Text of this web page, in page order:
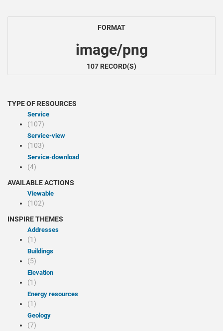
FORMAT
image/png
107 RECORD(S)
TYPE OF RESOURCES
Service
(107)
service-view
(103)
service-download
(4)
AVAILABLE ACTIONS
Viewable
(102)
INSPIRE THEMES
Addresses
(1)
Buildings
(5)
Elevation
(1)
Energy resources
(1)
Geology
(7)